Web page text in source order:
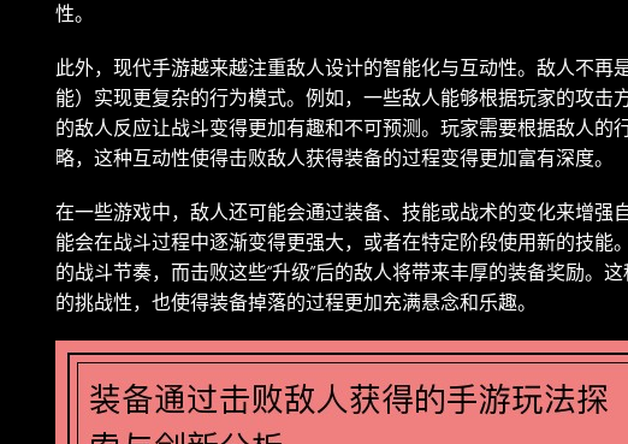
性。
此外，现代手游越来越注重敌人设计的智能化与互动性。敌人不再
能）实现更复杂的行为模式。例如，一些敌人能够根据玩家的攻击
的敌人反应让战斗变得更加有趣和不可预测。玩家需要根据敌人的
略，这种互动性使得击败敌人获得装备的过程变得更加富有深度。
在一些游戏中，敌人还可能会通过装备、技能或战术的变化来增强
能会在战斗过程中逐渐变得更强大，或者在特定阶段使用新的技能
的战斗节奏，而击败这些“升级”后的敌人将带来丰厚的装备奖励。
的挑战性，也使得装备掉落的过程更加充满悬念和乐趣。